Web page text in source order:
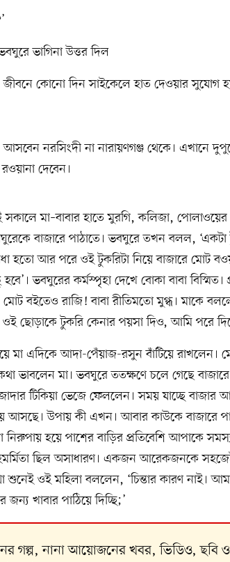
ভাগিনা উত্তর দিল
কোনো দিন সাইকেলে হাত দেওয়ার সুযোগ
নরসিংদী না নারায়ণগঞ্জ থেকে। এখানে
দেবেন।
সকালে মা–বাবার হাতে মুরগি, কলিজা,
বাজারে পাঠাতে। ভবঘুরে তখন বলল,
হতো আর পরে ওই টুকরিটা নিয়ে বাজারে মোট
ভবঘুরের কর্মস্পৃহা দেখে বোকা বাবা বিস্মিত।
মোট বইতেও রাজি! বাবা রীতিমতো মুগ্ধ। মাকে
ছোড়াকে টুকরি কেনার পয়সা দিও, আমি পরে
মা এদিকে আদা-পেঁয়াজ-রসুন বাঁটিয়ে রাখলেন।
ভাবলেন মা। ভবঘুরে ততক্ষণে চলে গেছে
টিকিয়া ভেজে ফেললেন। সময় যাচ্ছে বাজার
উপায় কী এখন। আবার কাউকে বাজারে
হয়ে পাশের বাড়ির প্রতিবেশি আপাকে
ছিল অসাধারণ। একজন আরেকজনকে
শুনেই ওই মহিলা বললেন, ‘চিন্তার কারণ নাই।
খাবার পাঠিয়ে দিচ্ছি;’
গল্প, নানা আয়োজনের খবর, ভিডিও, ছবি ও